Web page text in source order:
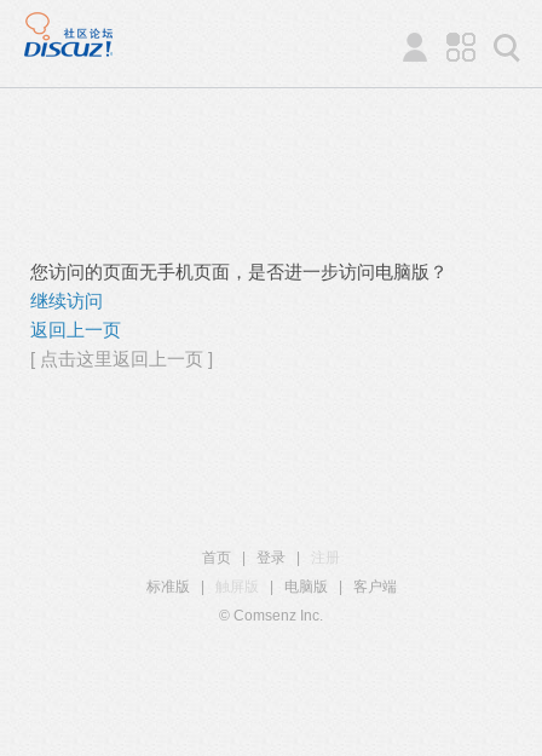
您访问的页面无手机页面，是否进一步访问电脑版？
继续访问
返回上一页
[ 点击这里返回上一页 ]
首页 登录
注册
标准版
触屏版 电脑版
客户端
© Comsenz Inc.